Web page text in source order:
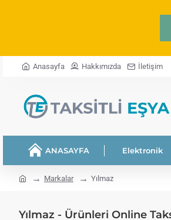
Anasayfa Hakkımızda İletişim
ANASAYFA Elektronik
home Markalar Yılmaz
Yılmaz - Ürünleri Online